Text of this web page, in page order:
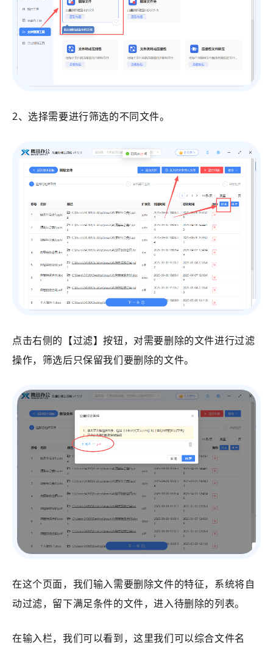
2、选择需要进行筛选的不同文件。
点击右侧的【过滤】按钮，对需要删除的文件进行过滤
操作，筛选后只保留我们要删除的文件。
在这个页面，我们输入需要删除文件的特征，系统将自
动过滤，留下满足条件的文件，进入待删除的列表。
在输入栏，我们可以看到，这里我们可以综合文件名